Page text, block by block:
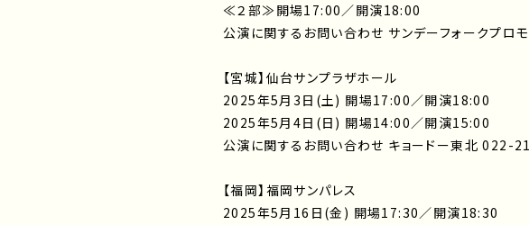
≪２部≫開場17:00／開演18:00
公演に関するお問い合わせ サンデーフォークプ
【宮城】仙台サンプラザホール
2025年5月3日(土) 開場17:00／開演18:00
2025年5月4日(日) 開場14:00／開演15:00
公演に関するお問い合わせ キョードー東北 022-
【福岡】福岡サンパレス
2025年5月16日(金) 開場17:30／開演18:30